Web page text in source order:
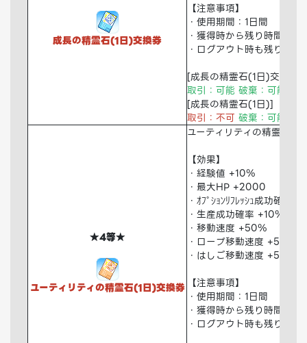
成長の精霊石(1日)交換券
【注意事項】
・使用期間：1日間
・獲得時から残り時間を消
・ログアウト時も残り時間
[成長の精霊石(1日)交換券]
取引：可能 破棄：可能 倉
[成長の精霊石(1日)]
取引：不可 破棄：可能 倉
★4等★
ユーティリティの精霊石(1日)交換券
ユーティリティの精霊石(1
【効果】
・経験値 +10％
・最大HP +2000
・ｵﾌﾟｼｮﾝﾘﾌﾚｯｼｭ成功確率
・生産成功確率 +10％
・移動速度 +50％
・ロープ移動速度 +50％
・はしご移動速度 +50％
【注意事項】
・使用期間：1日間
・獲得時から残り時間を消
・ログアウト時も残り時間